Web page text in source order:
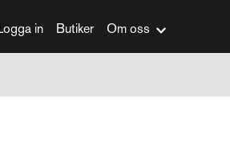
in Butiker Om oss